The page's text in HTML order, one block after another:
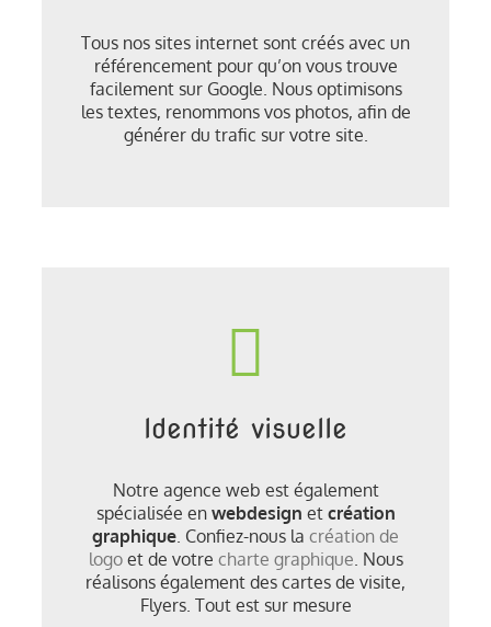
Tous nos sites internet sont créés avec un
référencement pour qu’on vous trouve
facilement sur Google. Nous optimisons
les textes, renommons vos photos, afin de
générer du trafic sur votre site.
Identité visuelle
Notre agence web est également
spécialisée en webdesign et création
graphique. Confiez-nous la création de
logoet de votre charte graphique. Nous
réalisons également des cartes de visite,
Flyers. Tout est sur mesure